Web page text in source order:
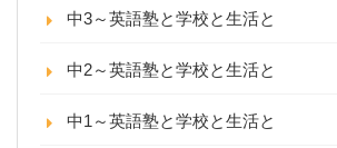
中3～英語塾と学校と生活と
中2～英語塾と学校と生活と
中1～英語塾と学校と生活と